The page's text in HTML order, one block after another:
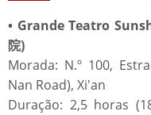
• Grande Teatro
院)
Morada: N.º 100,
Nan Road), Xi'an
Duração: 2,5 horas